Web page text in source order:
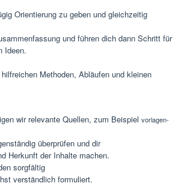
Orientierung zu geben und gleichzeitig
und führen dich dann Schritt für
Ideen.
Methoden, Abläufen und kleinen
wir relevante Quellen, zum Beispiel vorlagen-
überprüfen und dir
Herkunft der Inhalte machen.
sorgfältig
verständlich formuliert.